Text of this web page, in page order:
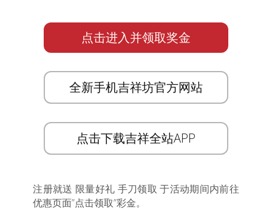
点击进入并领取奖金
全新手机吉祥坊官方网站
点击下载吉祥全站APP
注册就送 限量好礼 手刀领取 于活动期间内前往
优惠页面”点击领取”彩金。